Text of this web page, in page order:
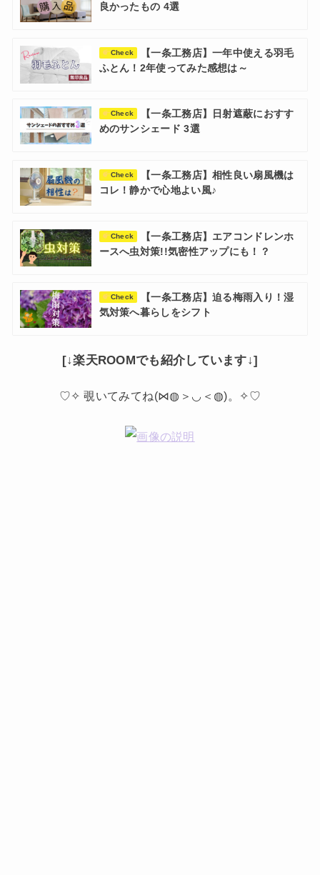
良かったもの 4選
Check
【一条工務店】一年中使える羽毛
ふとん！2年使ってみた感想は～
Check
【一条工務店】日射遮蔽におすす
めのサンシェード 3選
Check
【一条工務店】相性良い扇風機は
コレ！静かで心地よい風♪
Check
【一条工務店】エアコンドレンホ
ースへ虫対策!!気密性アップにも！？
Check
【一条工務店】迫る梅雨入り！湿
気対策へ暮らしをシフト
[↓楽天ROOMでも紹介しています↓]
♡✧ 覗いてみてね(⋈◍＞◡＜◍)。✧♡